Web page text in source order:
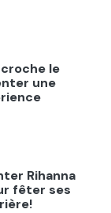
le
une
Rihanna
fêter ses